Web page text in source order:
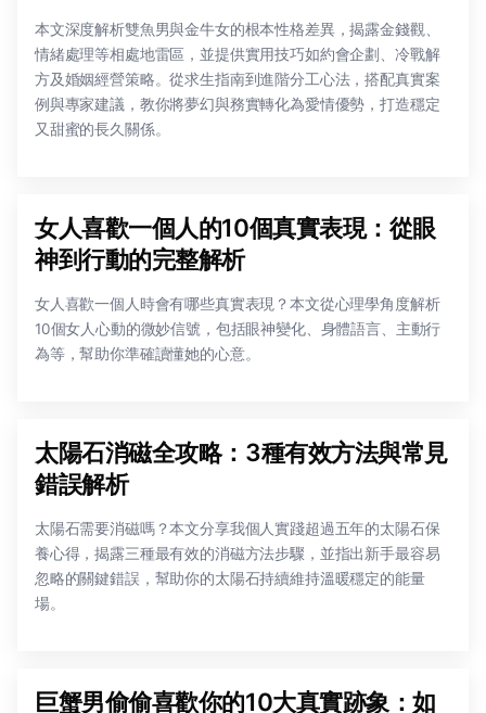
本文深度解析雙魚男與金牛女的根本性格差異，揭露金錢觀、
情緒處理等相處地雷區，並提供實用技巧如約會企劃、冷戰解
方及婚姻經營策略。從求生指南到進階分工心法，搭配真實案
例與專家建議，教你將夢幻與務實轉化為愛情優勢，打造穩定
又甜蜜的長久關係。
女人喜歡一個人的10個真實表現：從眼
神到行動的完整解析
女人喜歡一個人時會有哪些真實表現？本文從心理學角度解析
10個女人心動的微妙信號，包括眼神變化、身體語言、主動行
為等，幫助你準確讀懂她的心意。
太陽石消磁全攻略：3種有效方法與常見
錯誤解析
太陽石需要消磁嗎？本文分享我個人實踐超過五年的太陽石保
養心得，揭露三種最有效的消磁方法步驟，並指出新手最容易
忽略的關鍵錯誤，幫助你的太陽石持續維持溫暖穩定的能量
場。
巨蟹男偷偷喜歡你的10大真實跡象：如